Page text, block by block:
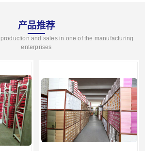
产品推荐
and sales in one of the manufacturing
enterprises